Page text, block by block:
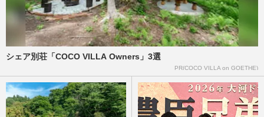
シェア別荘「COCO VILLA Owners」3選
PR(COCO VILLA on GOETHE)